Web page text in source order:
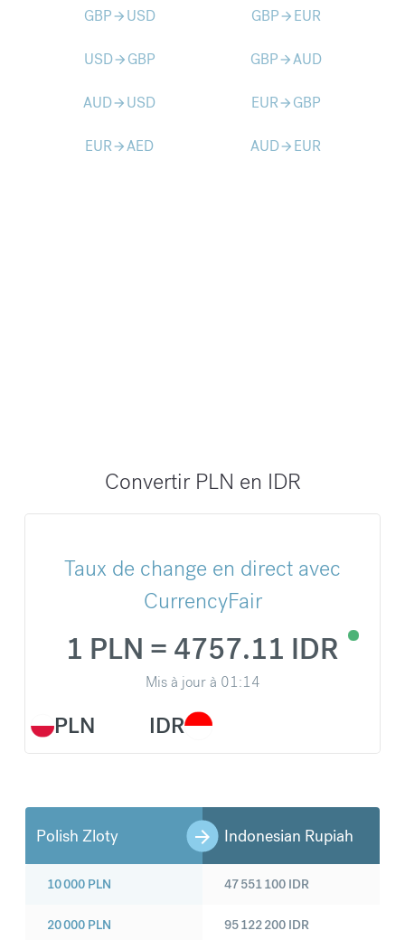
GBParrow_forward USD GBParrow_forward EUR
USDarrow_forward GBP GBParrow_forwardAUD
AUDarrow_forward USD EURarrow_forward GBP
EURarrow_forwardAED AUDarrow_forward EUR
Convertir PLN en IDR
Taux de change en direct avec
CurrencyFair
PLN
1 PLN = 4757.11 IDR
Mis à jour à 01:14
IDR
Polish Zloty Indonesian Rupiah
10 000 PLN
20 000 PLN
47 551 100 IDR
95 122 200 IDR